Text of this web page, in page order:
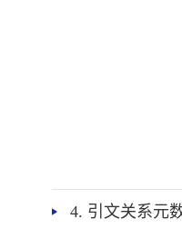
4. 引文关系元